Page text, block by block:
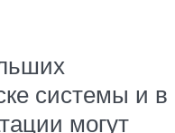
системы и в
могут